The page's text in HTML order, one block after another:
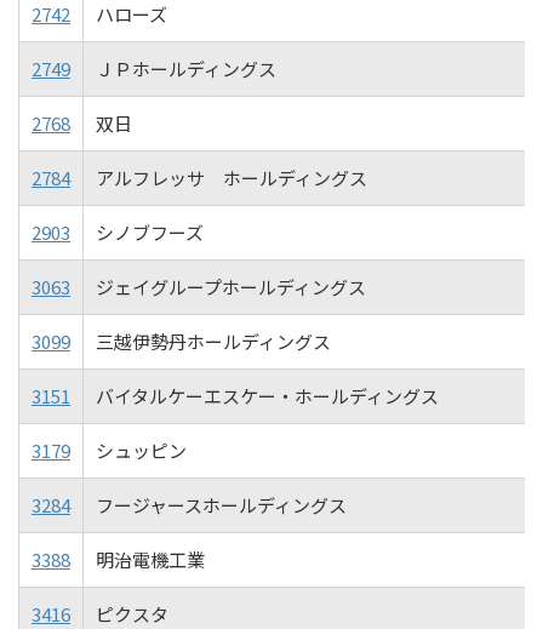
2742 ハローズ
2749 ＪＰホールディングス
2768 双日
2784 アルフレッサ ホールディングス
2903 シノブフーズ
3063 ジェイグループホールディングス
3099 三越伊勢丹ホールディングス
3151 バイタルケーエスケー・ホールディングス
3179 シュッピン
3284 フージャースホールディングス
3388 明治電機工業
3416 ピクスタ